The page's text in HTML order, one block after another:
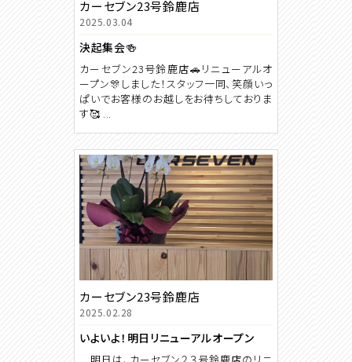
カーセブン23号鈴鹿店
2025.03.04
決起集会🍻
カーセブン23号鈴鹿店🚗リニューアルオ
ープン🎊しました！スタッフ一同、笑顔いっ
ぱいでお客様のお越しをお待ちしておりま
す🥰 ...
カーセブン23号鈴鹿店
2025.02.28
いよいよ！明日リニューアルオープン